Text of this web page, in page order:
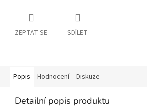
ZEPTAT SE SDÍLET
Popis Hodnocení Diskuze
Detailní popis produktu